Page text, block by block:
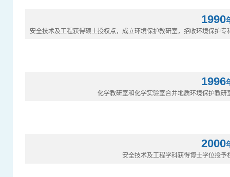
1990
安全技术及工程获得硕士授权点，成立环境保护教研室，招收环境保护专
1996
化学教研室和化学实验室合并地质环境保护教研
2000
安全技术及工程学科获得博士学位授予